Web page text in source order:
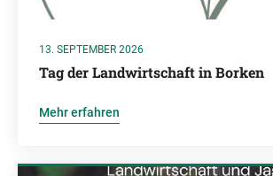
13. SEPTEMBER 2026
Tag der Landwirtschaft in Borken
Mehr erfahren